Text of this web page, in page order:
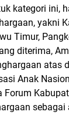
kategori ini,
yakni
Timur,
diterima,
atas
Anak
Forum